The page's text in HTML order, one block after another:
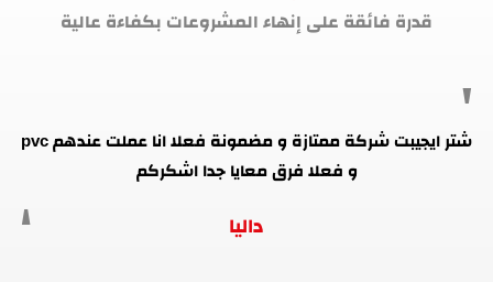
قدرة فائقة على إنهاء المشروعات بكفاءة عالية
شتر ايجيبت شركة ممتازة و مضمونة فعلا انا عملت عندهم pvc
و فعلا فرق معايا جدا اشكركم
داليا